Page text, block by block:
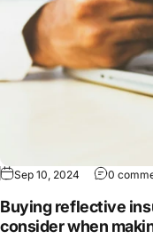
Sep 10, 2024 0
Buying reflective
consider when